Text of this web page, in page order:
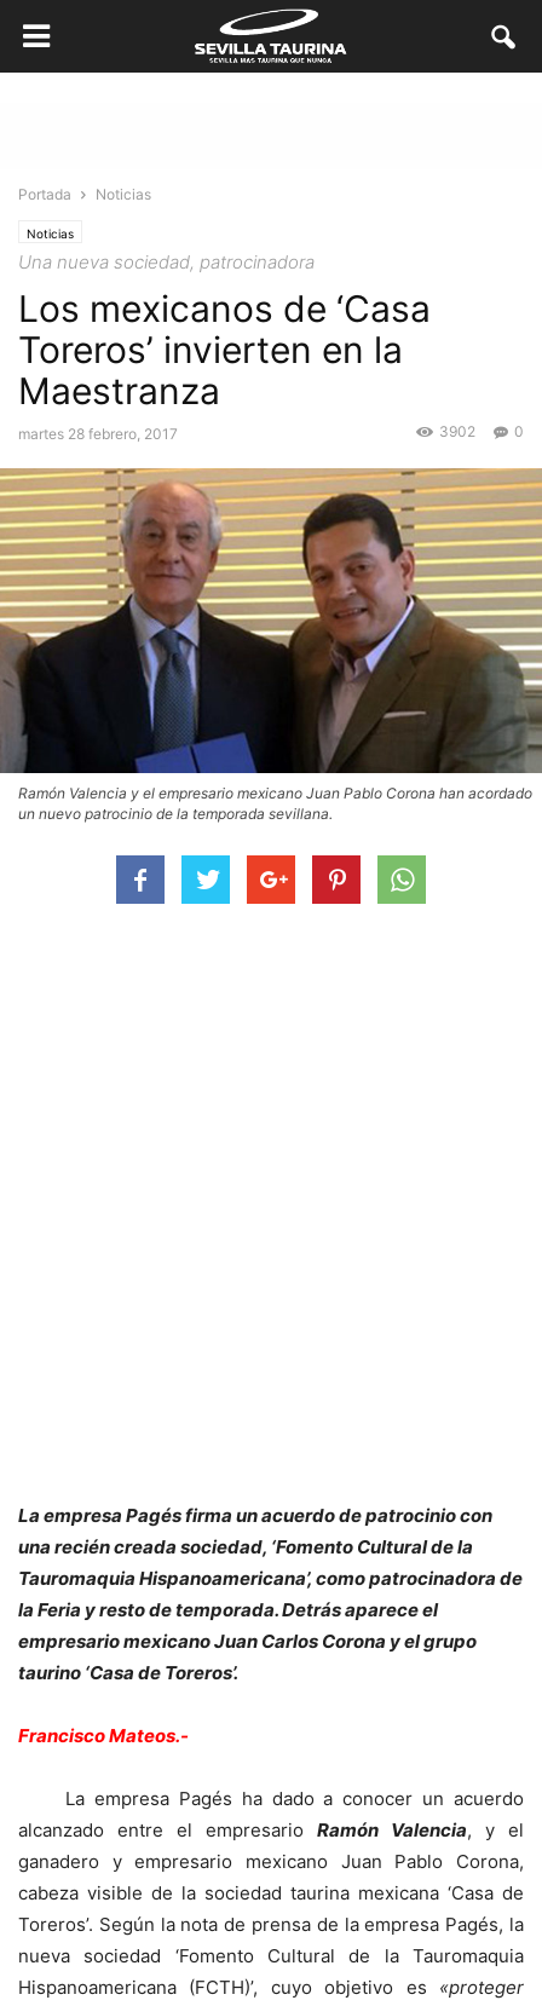
Portada Noticias
Noticias
Una nueva sociedad, patrocinadora
Los mexicanos de ‘Casa
Toreros’ invierten en la
Maestranza
martes 28 febrero, 2017 0
3902
Ramón Valencia y el empresario mexicano Juan Pablo Corona han acordado
un nuevo patrocinio de la temporada sevillana.
La empresa Pagés firma un acuerdo de patrocinio con
una recién creada sociedad, ‘Fomento Cultural de la
Tauromaquia Hispanoamericana’, como patrocinadora de
la Feria y resto de temporada. Detrás aparece el
empresario mexicano Juan Carlos Corona y el grupo
taurino ‘Casa de Toreros’.
Francisco Mateos.-
La empresa Pagés ha dado a conocer un acuerdo
alcanzado entre el empresario Ramón Valencia, y el
ganadero y empresario mexicano Juan Pablo Corona,
cabeza visible de la sociedad taurina mexicana ‘Casa de
Toreros’. Según la nota de prensa de la empresa Pagés, la
nueva sociedad ‘Fomento Cultural de la Tauromaquia
Hispanoamericana (FCTH)’, cuyo objetivo es «proteger